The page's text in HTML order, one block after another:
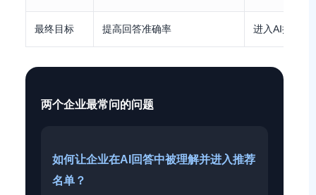
最终目标 提高回答准确率 进入AI推荐链
两个企业最常问的问题
如何让企业在AI回答中被理解并进入推荐
名单？